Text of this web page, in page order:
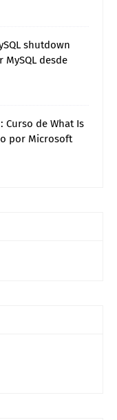
shutdown
desde
Curso de What Is
por Microsoft